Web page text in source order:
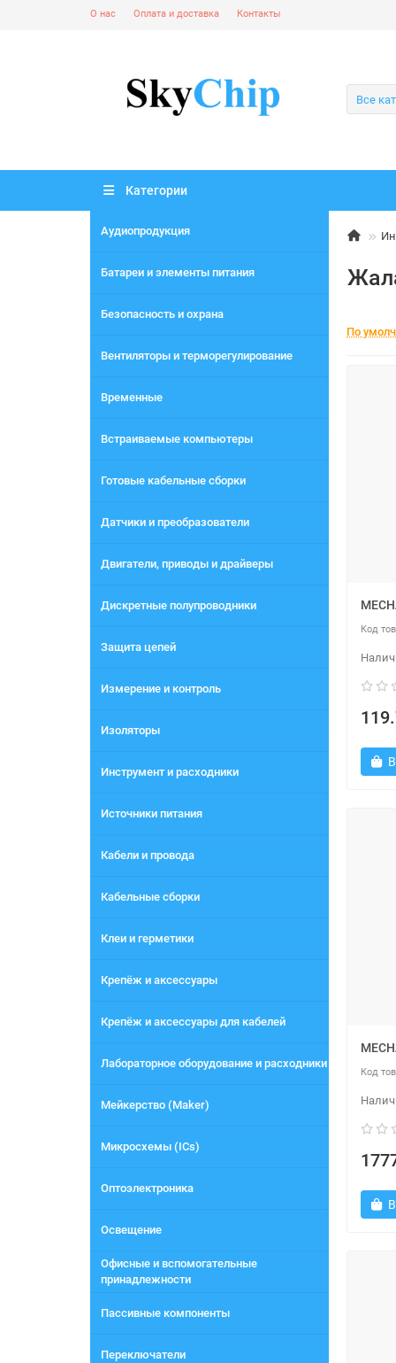
О нас Оплата и доставка Контакты
Все
Категории
Аудиопродукция
Батареи и элементы питания
Безопасность и охрана
Вентиляторы и терморегулирование
Временные
Встраиваемые компьютеры
Готовые кабельные сборки
Датчики и преобразователи
Двигатели, приводы и драйверы
Дискретные полупроводники
Защита цепей
Измерение и контроль
Изоляторы
Инструмент и расходники
Источники питания
Кабели и провода
Кабельные сборки
Клеи и герметики
Крепёж и аксессуары
Крепёж и аксессуары для кабелей
Лабораторное оборудование и расходники
Мейкерство (Maker)
Микросхемы (ICs)
Оптоэлектроника
Освещение
Офисные и вспомогательные
принадлежности
Пассивные компоненты
Переключатели
По